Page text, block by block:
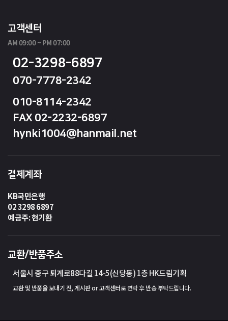
고객센터
AM 09:00 ~ PM 07:00
02-3298-6897
070-7778-2342
010-8114-2342
FAX 02-2232-6897
hynki1004@hanmail.net
결제계좌
KB국민은행
02 3298 6897
예금주: 현기환
교환/반품주소
서울시 중구 퇴계로88다길 14-5(신당동) 1층 HK드림기획
교환 및 반품을 보내기 전, 게시판 or 고객센터로 연락 후 반송 부탁드립니다.